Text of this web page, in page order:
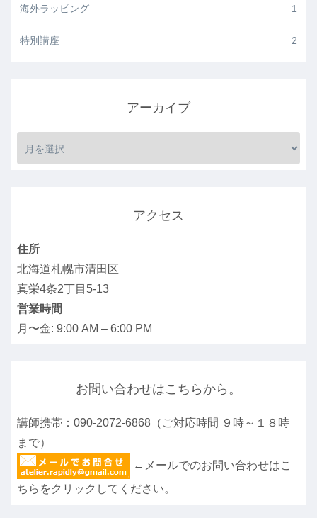
海外ラッピング 1
特別講座 2
アーカイブ
アクセス
住所
北海道札幌市清田区
真栄4条2丁目5-13
営業時間
月〜金: 9:00 AM – 6:00 PM
お問い合わせはこちらから。
講師携帯：090-2072-6868（ご対応時間 ９時～１８時
まで）
←メールでのお問い合わせはこ
ちらをクリックしてください。